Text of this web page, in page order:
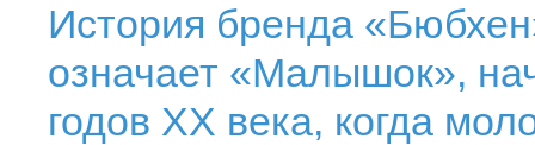
История бренда
означает «Малышок»,
годов XX века, когда